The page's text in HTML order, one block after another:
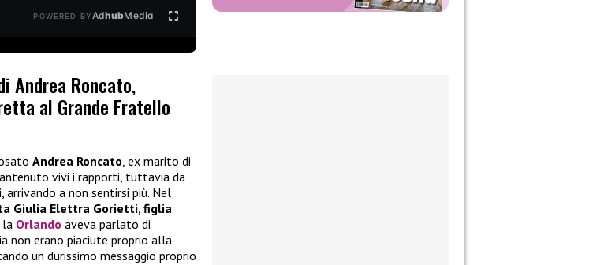
POWERED BYAdhubMedia
Andrea Roncato,
al Grande Fratello
Andrea Roncato, ex marito di
vivi i rapporti, tuttavia da
a non sentirsi più. Nel
Giulia Elettra Gorietti, figlia
la Orlando aveva parlato di
non erano piaciute proprio alla
un durissimo messaggio proprio